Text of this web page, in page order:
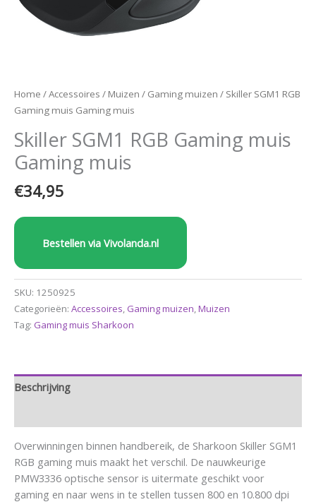
Home /Accessoires / Muizen / Gaming muizen / Skiller SGM1 RGB
Gaming muis Gaming muis
Skiller SGM1 RGB Gaming muis
Gaming muis
€34,95
Bestellen via Vivolanda.nl
SKU: 1250925
Categorieën: Accessoires, Gaming muizen,Muizen
Tag: Gaming muis Sharkoon
Beschrijving
Overwinningen binnen handbereik, de Sharkoon Skiller SGM1
RGB gaming muis maakt het verschil. De nauwkeurige
PMW3336 optische sensor is uitermate geschikt voor
gaming en naar wens in te stellen tussen 800 en 10.800 dpi